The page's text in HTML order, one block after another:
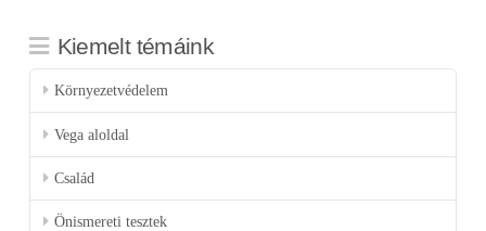
Kiemelt témáink
Környezetvédelem
Vega aloldal
Család
Önismereti tesztek